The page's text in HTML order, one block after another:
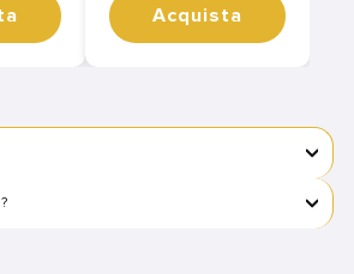
Acquista